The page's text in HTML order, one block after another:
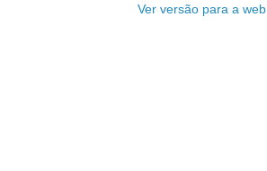
Ver versão para a web